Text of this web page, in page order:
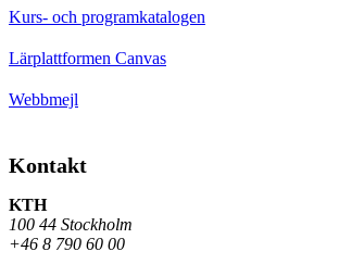
Kurs- och programkatalogen
Lärplattformen Canvas
Webbmejl
Kontakt
KTH
100 44 Stockholm
+46 8 790 60 00